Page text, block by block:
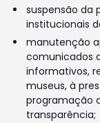
suspensão da
institucionais
manutenção
comunicados
informativos,
museus, à
programação
transparência;